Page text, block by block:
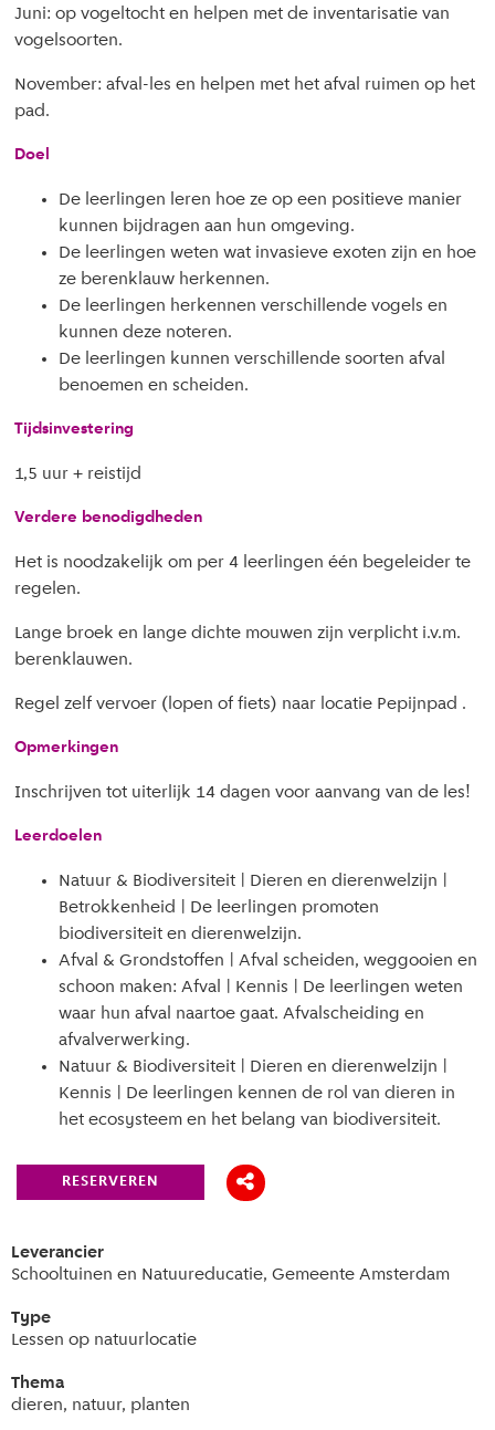
Juni: op vogeltocht en helpen met de inventarisatie van
vogelsoorten.
November: afval-les en helpen met het afval ruimen op het
pad.
Doel
De leerlingen leren hoe ze op een positieve manier
kunnen bijdragen aan hun omgeving.
De leerlingen weten wat invasieve exoten zijn en hoe
ze berenklauw herkennen.
De leerlingen herkennen verschillende vogels en
kunnen deze noteren.
De leerlingen kunnen verschillende soorten afval
benoemen en scheiden.
Tijdsinvestering
1,5 uur + reistijd
Verdere benodigdheden
Het is noodzakelijk om per 4 leerlingen één begeleider te
regelen.
Lange broek en lange dichte mouwen zijn verplicht i.v.m.
berenklauwen.
Regel zelf vervoer (lopen of fiets) naar locatie Pepijnpad .
Opmerkingen
Inschrijven tot uiterlijk 14 dagen voor aanvang van de les!
Leerdoelen
Natuur & Biodiversiteit | Dieren en dierenwelzijn |
Betrokkenheid | De leerlingen promoten
biodiversiteit en dierenwelzijn.
Afval & Grondstoffen | Afval scheiden, weggooien en
schoon maken: Afval | Kennis | De leerlingen weten
waar hun afval naartoe gaat. Afvalscheiding en
afvalverwerking.
Natuur & Biodiversiteit | Dieren en dierenwelzijn |
Kennis | De leerlingen kennen de rol van dieren in
het ecosysteem en het belang van biodiversiteit.
RESERVEREN
Leverancier
Schooltuinen en Natuureducatie, Gemeente Amsterdam
Type
Lessen op natuurlocatie
Thema
dieren, natuur, planten